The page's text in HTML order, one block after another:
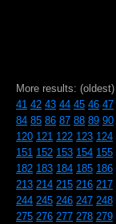
More results: (oldest)
41 42 43 44 45 46 47
84 85 86 87 88 89 90
120 121 122 123 124
151 152 153 154 155
182 183 184 185 186
213 214 215 216 217
244 245 246 247 248
275 276 277 278 279